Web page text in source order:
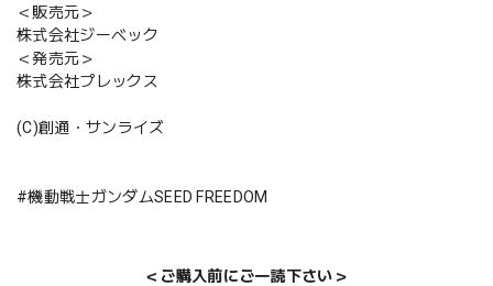
＜販売元＞
株式会社ジーベック
＜発売元＞
株式会社プレックス
(C)創通・サンライズ
#機動戦士ガンダムSEED FREEDOM
＜ご購入前にご一読下さい＞